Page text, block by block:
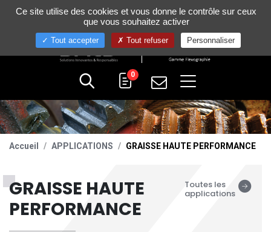
+33 (0)4 75 58 80 10
0
Accueil APPLICATIONS GRAISSE HAUTE PERFORMANCE
GRAISSE HAUTE
PERFORMANCE
Toutes les
applications
Gestion de vos préférences sur les cookies
Ce site utilise des cookies et vous donne le contrôle sur ceux
que vous souhaitez activer
Tout accepter Tout refuser Personnaliser